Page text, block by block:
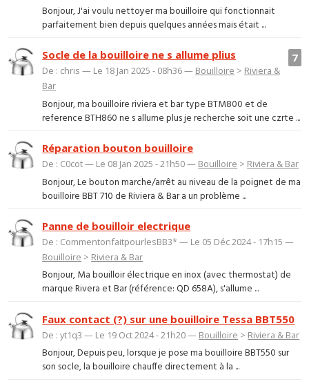
Bonjour, J'ai voulu nettoyer ma bouilloire qui fonctionnait
parfaitement bien depuis quelques années mais était ...
7
Socle de la bouilloire ne s allume plius
De : chris — Le 18 Jan 2025 - 08h36 — Bouilloire > Riviera &
Bar
Bonjour, ma bouilloire riviera et bar type BTM800 et de
reference BTH860 ne s allume plus je recherche soit une czrte ...
Réparation bouton bouilloire
De : C0cot — Le 08 Jan 2025 - 21h50 — Bouilloire > Riviera & Bar
Bonjour, Le bouton marche/arrêt au niveau de la poignet de ma
bouilloire BBT 710 de Riviera & Bar a un problème ...
Panne de bouilloir electrique
De : CommentonfaitpourlesBB3* — Le 05 Déc 2024 - 17h15 —
Bouilloire > Riviera & Bar
Bonjour, Ma bouilloir électrique en inox (avec thermostat) de
marque Rivera et Bar (référence: QD 658A), s'allume ...
Faux contact (?) sur une bouilloire Tessa BBT550
De : yt1q3 — Le 19 Oct 2024 - 21h20 — Bouilloire > Riviera & Bar
Bonjour, Depuis peu, lorsque je pose ma bouilloire BBT550 sur
son socle, la bouilloire chauffe directement à la ...